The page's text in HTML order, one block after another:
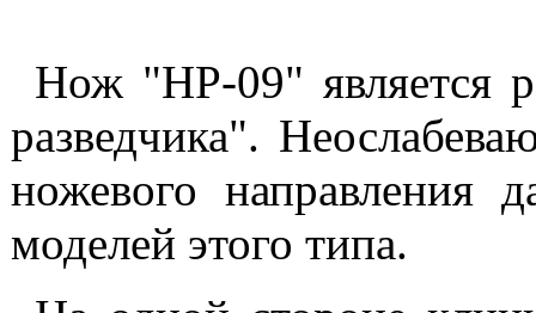
Нож "НР-09" является
разведчика".
ножевого направления
моделей этого типа.